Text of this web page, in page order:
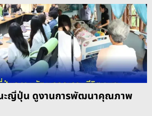
ญี่ปุ่น ดูงานการพัฒนาคุณภาพ